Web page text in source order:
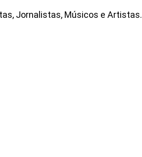
Jornalistas, Músicos e Artistas.